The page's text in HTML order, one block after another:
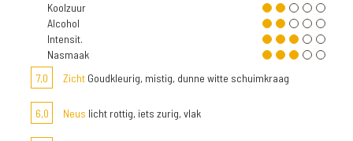
Koolzuur
Alcohol
Intensit.
Nasmaak
7,0
Zicht Goudkleurig, mistig, dunne witte schuimkraag
6,0 Neus licht rottig, iets zurig, vlak